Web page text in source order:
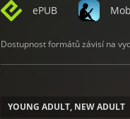
ePUB
Dostupnost formátů závisí na
YOUNG ADULT, NEW ADULT